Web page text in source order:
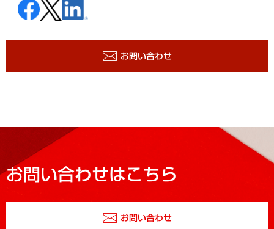
お問い合わせ
お問い合わせはこちら
お問い合わせ